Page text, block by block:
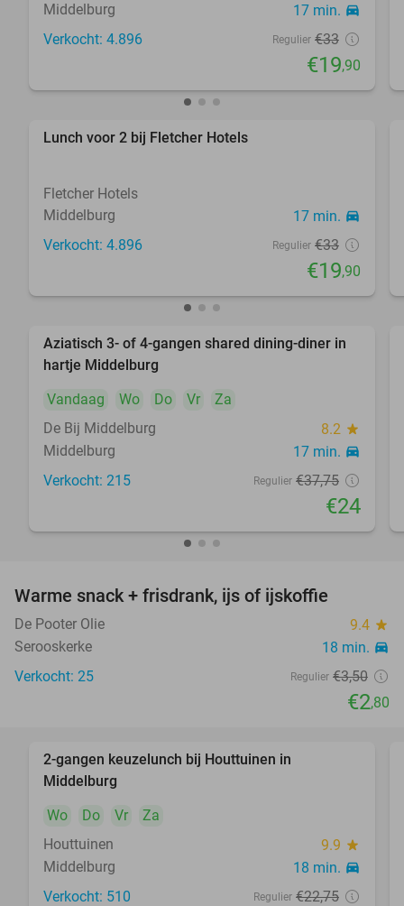
Middelburg
17 min. directions_car
Verkocht: 4.896 Regulier €33
€19,90
Lunch voor 2 bij Fletcher Hotels
Fletcher Hotels
Middelburg
17 min. directions_car
Verkocht: 4.896 Regulier €33
€19,90
36%
Aziatisch 3- of 4-gangen shared dining-diner in
hartje Middelburg
Vandaag
Wo Do Vr
Za
De Bij Middelburg
8.2 star
Middelburg 17 min. directions_car
Verkocht: 215 Regulier €37,75
€24
Warme snack + frisdrank, ijs of ijskoffie
De Pooter Olie 9.4 star
Serooskerke 18 min. directions_car
Verkocht: 25 Regulier €3,50
€2,80
2-gangen keuzelunch bij Houttuinen in
Middelburg
Wo
Do Vr
Za
Houttuinen
9.9 star
Middelburg 18 min. directions_car
Verkocht: 510 Regulier €22,75